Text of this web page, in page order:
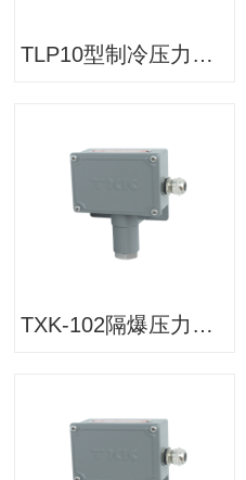
TLP10型制冷压力开关 压力控制器
TXK-102隔爆压力控制器